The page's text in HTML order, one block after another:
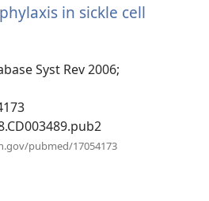
mới)
in sickle cell
Syst Rev 2006;
pubmed/17054173